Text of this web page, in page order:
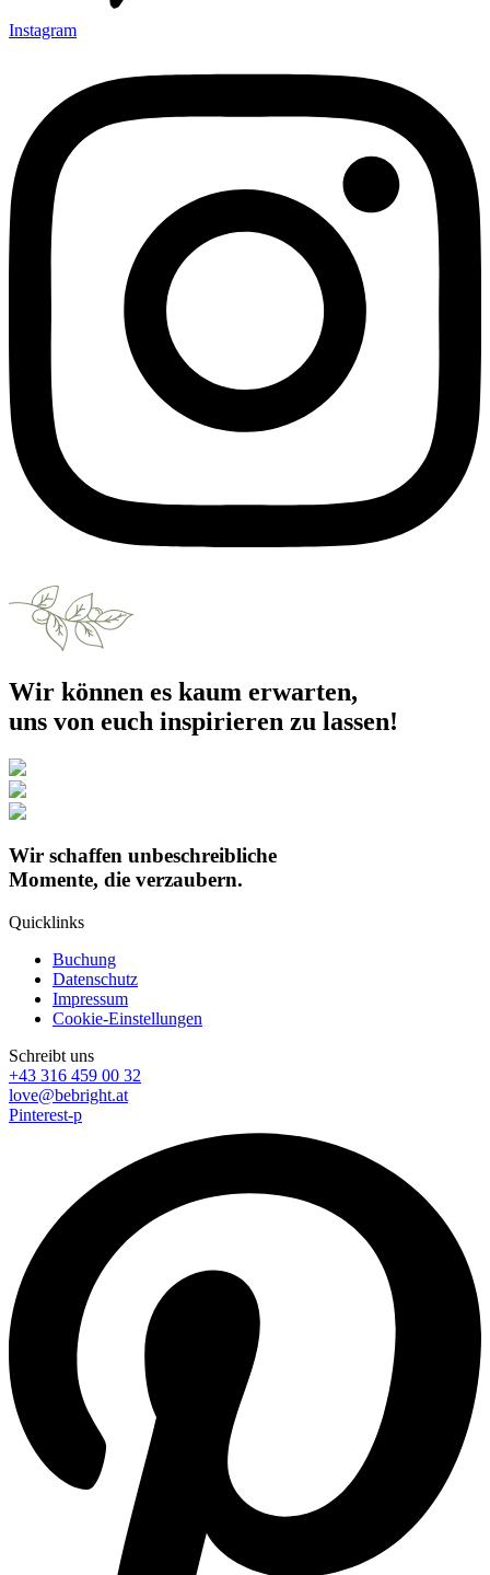
Instagram
Wir können es kaum erwarten,
uns von euch inspirieren zu lassen!
Wir schaffen unbeschreibliche
Momente, die verzaubern.
Quicklinks
Buchung
Datenschutz
Impressum
Cookie-Einstellungen
Schreibt uns
+43 316 459 00 32
love@bebright.at
Pinterest-p